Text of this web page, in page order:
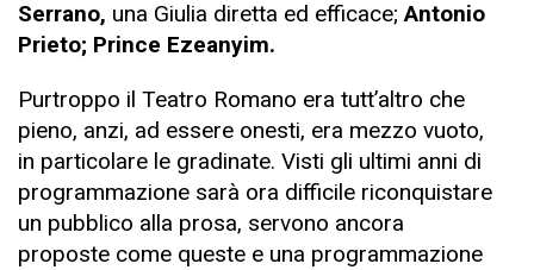
Serrano, una Giulia diretta ed efficace; Antonio
Prieto; Prince Ezeanyim.
Purtroppo il Teatro Romano era tutt’altro che
pieno, anzi, ad essere onesti, era mezzo vuoto,
in particolare le gradinate. Visti gli ultimi anni di
programmazione sarà ora difficile riconquistare
un pubblico alla prosa, servono ancora
proposte come queste e una programmazione